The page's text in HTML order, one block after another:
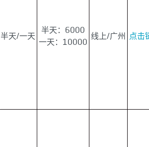
半天/一天
半天：6000
一天：10000
线上/广州 点击